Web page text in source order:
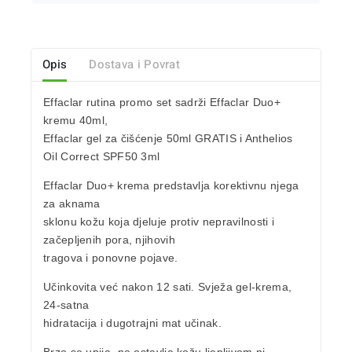
Opis Dostava i Povrat
Effaclar rutina promo set sadrži Effaclar Duo+
kremu 40ml,
Effaclar gel za čišćenje 50ml GRATIS i Anthelios
Oil Correct SPF503ml
Effaclar Duo+ krema predstavlja korektivnu njega
za aknama
sklonu kožu koja djeluje protiv nepravilnosti i
začepljenih pora, njihovih
tragova i ponovne pojave.
Učinkovita već nakon 12 sati. Svježa gel-krema,
24-satna
hidratacija idugotrajni mat učinak.